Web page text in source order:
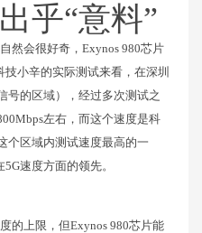
乎“意料”
然会很好奇，Exynos 980芯片
小辛的实际测试来看，在深圳
号的区域），经过多次测试之
左右，而这个速度是科
个区域内测试速度最高的一
速度方面的领先。
的上限，但Exynos 980芯片能